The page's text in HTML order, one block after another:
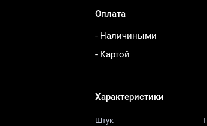
Оплата
- Наличиными
- Картой
Характеристики
Штук